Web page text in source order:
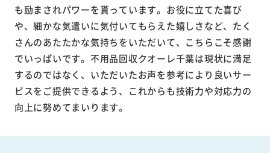
も励まされパワーを貰っています。お役に立てた喜び
や、細かな気遣いに気付いてもらえた嬉しさなど、たく
さんのあたたかな気持ちをいただいて、こちらこそ感謝
でいっぱいです。不用品回収クオーレ千葉は現状に満足
するのではなく、いただいたお声を参考により良いサー
ビスをご提供できるよう、これからも技術力や対応力の
向上に努めてまいります。